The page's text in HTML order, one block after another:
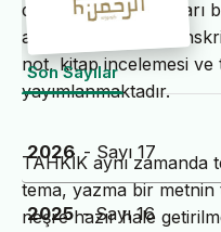
değerlendirme yazıları
alfabesine nakil
not, kitap incelemesi
yayımlanmaktadır.
TAHKİK aynı zamanda
tema, yazma bir
neşre hazır hale
Son Sayılar
2026 - Sayı 17
2025 - Sayı 16